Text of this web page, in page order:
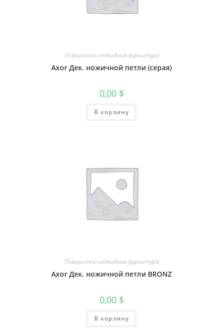
Поворотно-откидная фурнитура
Axor Дек. ножичной петли (серая)
0,00 $
В корзину
Поворотно-откидная фурнитура
Axor Дек. ножичной петли BRONZ
0,00 $
В корзину